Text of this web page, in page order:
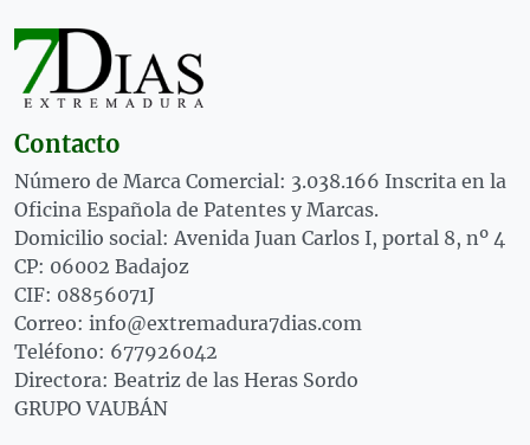
Contacto
Número de Marca Comercial: 3.038.166 Inscrita en la
Oficina Española de Patentes y Marcas.
Domicilio social: Avenida Juan Carlos I, portal 8, nº 4
CP: 06002 Badajoz
CIF: 08856071J
Correo: info@extremadura7dias.com
Teléfono: 677926042
Directora: Beatriz de las Heras Sordo
GRUPO VAUBÁN